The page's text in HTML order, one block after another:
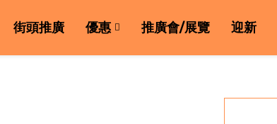
街頭推廣 優惠 推廣會/展覽 迎新